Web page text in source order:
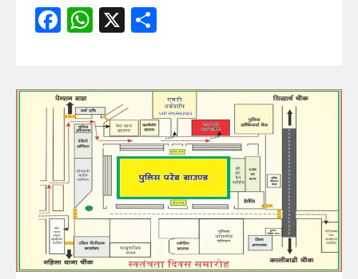
Facebook
WhatsApp
X